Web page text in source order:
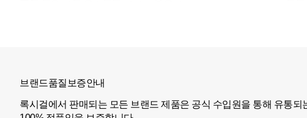
브랜드품질보증안내
록시걸에서 판매되는 모든 브랜드 제품은 공식 수입원을 통해 유통되